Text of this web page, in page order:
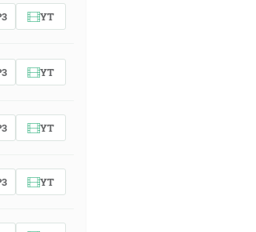
YT
YT
YT
YT